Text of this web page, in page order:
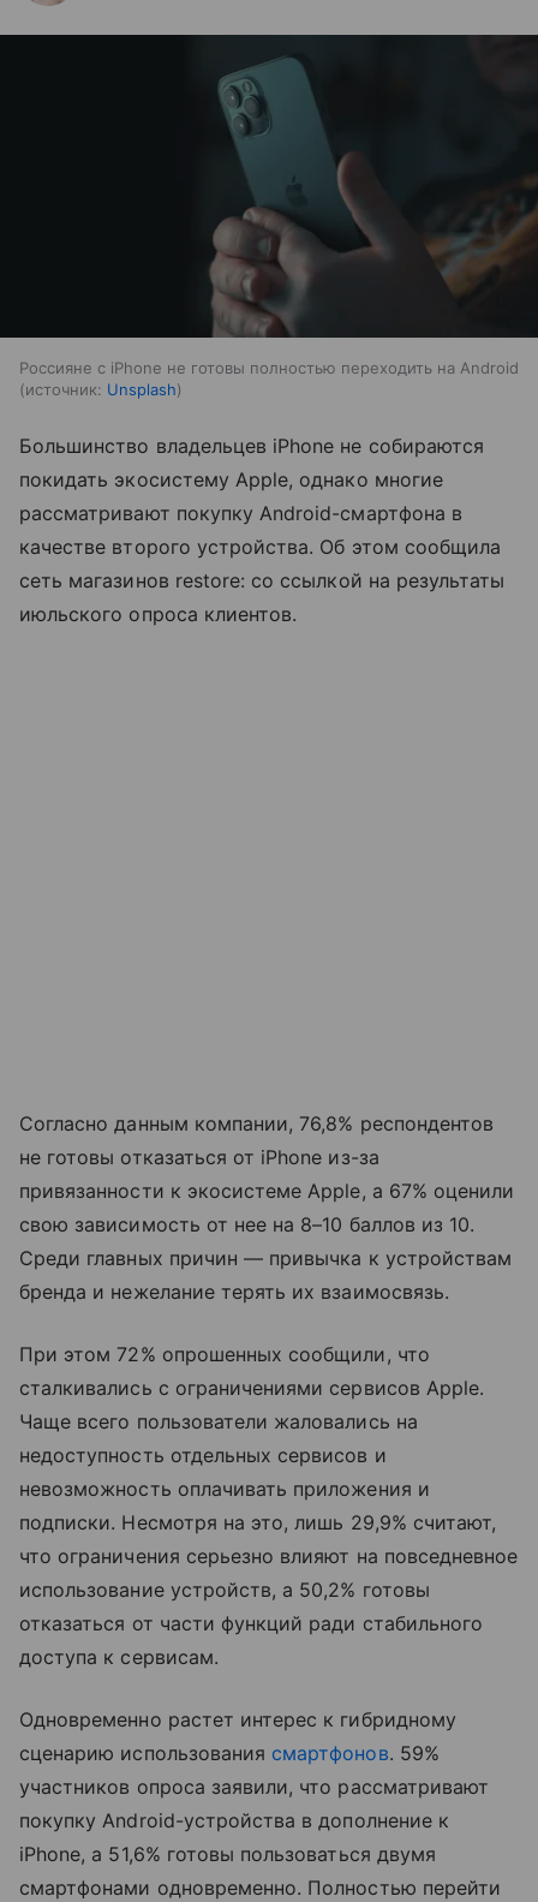
Россияне с iPhone не готовы полностью переходить на Android
источник: Unsplash
Большинство владельцев iPhone не собираются
покидать экосистему Apple, однако многие
рассматривают покупку Android-смартфона в
качестве второго устройства. Об этом сообщила
сеть магазинов restore: со ссылкой на результаты
июльского опроса клиентов.
Согласно данным компании, 76,8% респондентов
не готовы отказаться от iPhone из-за
привязанности к экосистеме Apple, а 67% оценили
свою зависимость от нее на 8–10 баллов из 10.
Среди главных причин — привычка к устройствам
бренда и нежелание терять их взаимосвязь.
При этом 72% опрошенных сообщили, что
сталкивались с ограничениями сервисов Apple.
Чаще всего пользователи жаловались на
недоступность отдельных сервисов и
невозможность оплачивать приложения и
подписки. Несмотря на это, лишь 29,9% считают,
что ограничения серьезно влияют на повседневное
использование устройств, а 50,2% готовы
отказаться от части функций ради стабильного
доступа к сервисам.
Одновременно растет интерес к гибридному
сценарию использования смартфонов. 59%
участников опроса заявили, что рассматривают
покупку Android-устройства в дополнение к
iPhone, а 51,6% готовы пользоваться двумя
смартфонами одновременно. Полностью перейти